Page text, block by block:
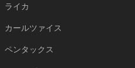
ライカ
カールツァイス
ペンタックス